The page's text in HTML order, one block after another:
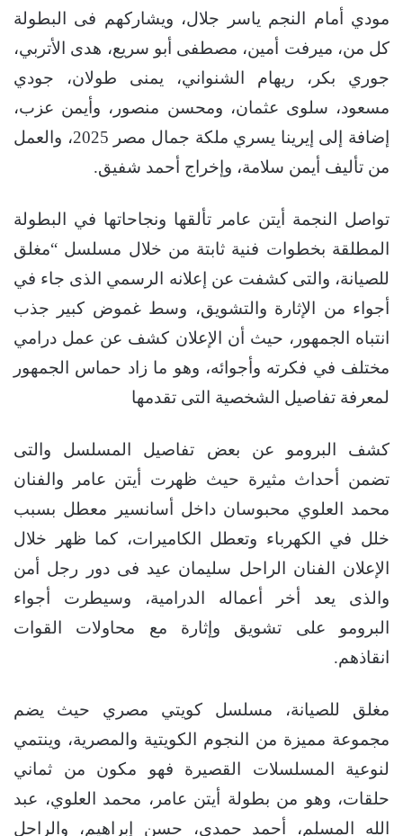
مودي أمام النجم ياسر جلال، ويشاركهم فى البطولة
كل من، ميرفت أمين، مصطفى أبو سريع، هدى الأتربي،
جوري بكر، ريهام الشنواني، يمنى طولان، جودي
مسعود، سلوى عثمان، ومحسن منصور، وأيمن عزب،
إضافة إلى إيرينا يسري ملكة جمال مصر 2025، والعمل
من تأليف أيمن سلامة، وإخراج أحمد شفيق.
تواصل النجمة أيتن عامر تألقها ونجاحاتها في البطولة
المطلقة بخطوات فنية ثابتة من خلال مسلسل “مغلق
للصيانة، والتى كشفت عن إعلانه الرسمي الذى جاء في
أجواء من الإثارة والتشويق، وسط غموض كبير جذب
انتباه الجمهور، حيث أن الإعلان كشف عن عمل درامي
مختلف في فكرته وأجوائه، وهو ما زاد حماس الجمهور
لمعرفة تفاصيل الشخصية التى تقدمها
كشف البرومو عن بعض تفاصيل المسلسل والتى
تضمن أحداث مثيرة حيث ظهرت أيتن عامر والفنان
محمد العلوي محبوسان داخل أسانسير معطل بسبب
خلل في الكهرباء وتعطل الكاميرات، كما ظهر خلال
الإعلان الفنان الراحل سليمان عيد فى دور رجل أمن
والذى يعد أخر أعماله الدرامية، وسيطرت أجواء
البرومو على تشويق وإثارة مع محاولات القوات
انقاذهم.
مغلق للصيانة، مسلسل كويتي مصري حيث يضم
مجموعة مميزة من النجوم الكويتية والمصرية، وينتمي
لنوعية المسلسلات القصيرة فهو مكون من ثماني
حلقات، وهو من بطولة أيتن عامر، محمد العلوي، عبد
الله المسلم، أحمد حمدي، حسن إبراهيم، والراحل